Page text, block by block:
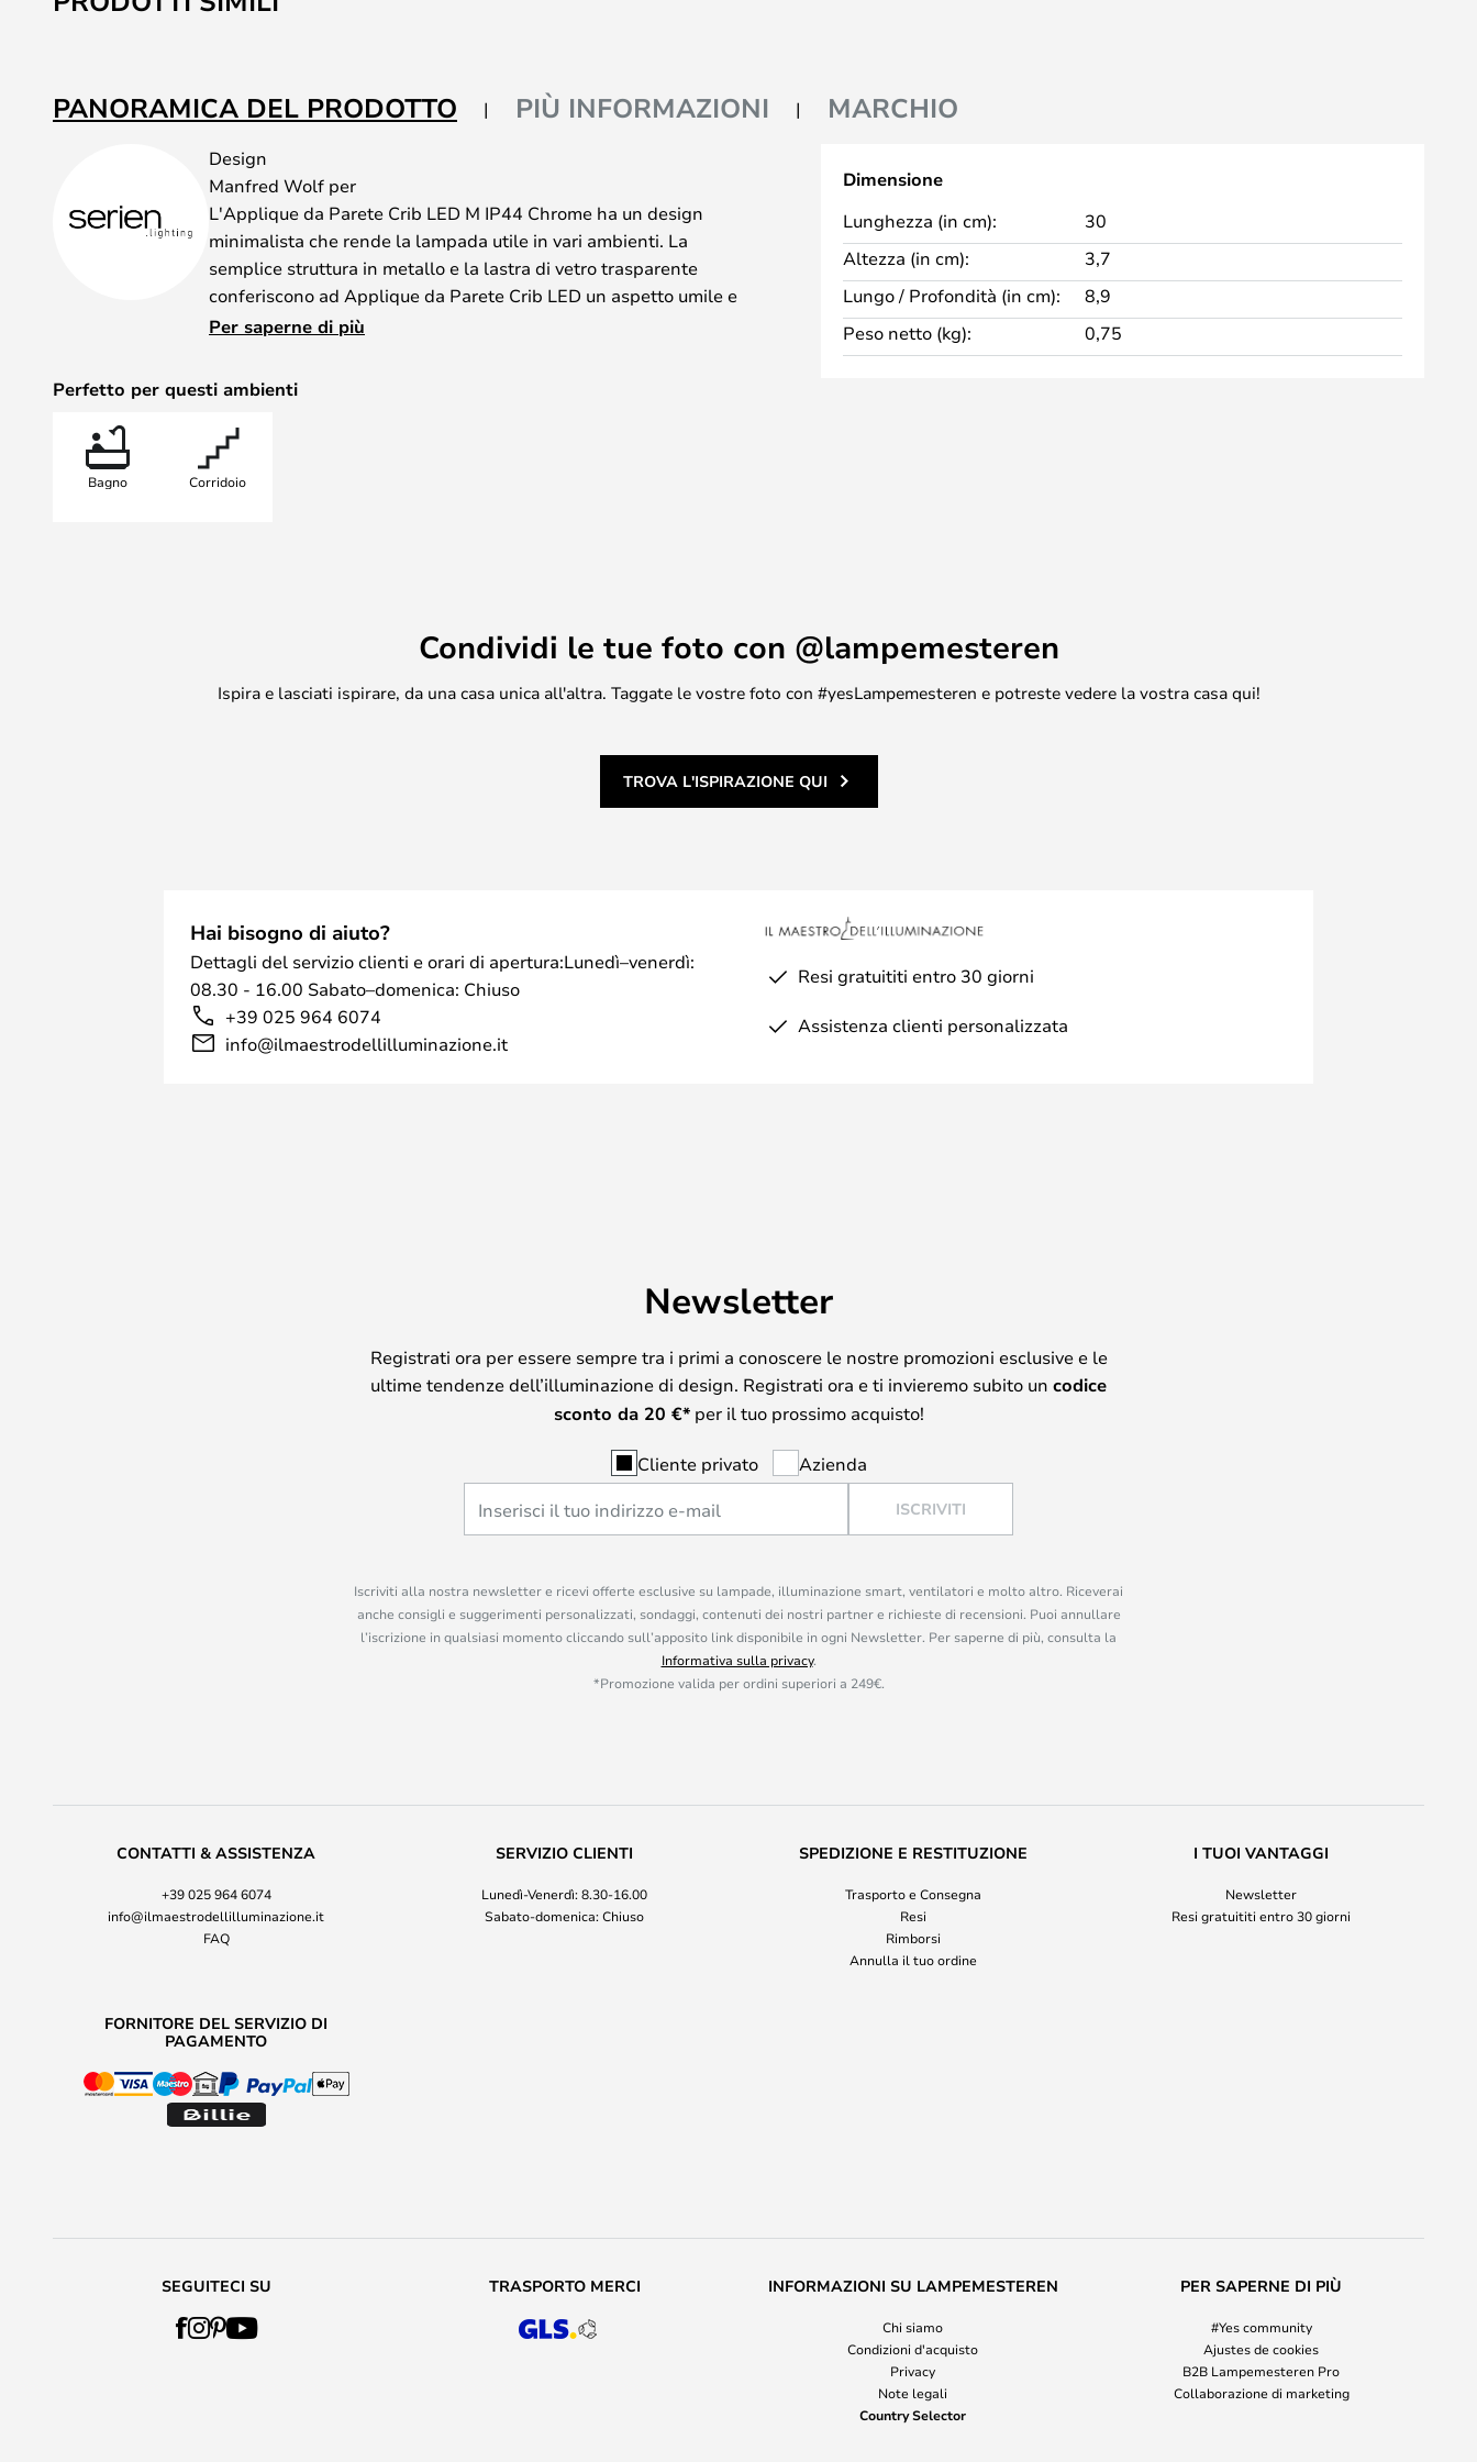
PANORAMICA DEL PRODOTTO PIÙ INFORMAZIONI MARCHIO
Design
Manfred Wolf per
L'Applique da Parete Crib LED M IP44 Chrome ha un design
minimalista che rende la lampada utile in vari ambienti. La
semplice struttura in metallo e la lastra di vetro trasparente
conferiscono ad Applique da Parete Crib LED un aspetto umile e
discreto quando la lampada è spenta. Ma nel momento in cui la si
lucide risplendono. La lastra di vetro è stata trattata per distribuire
estetico quando la Lampada è accesa.
Il grado di protezione IP44 rende la lampada perfetta per l'uso
all'aperto, in modo da garantire che la luce funzioni sempre, anche
Per saperne di più
Perfetto per questi ambienti
Bagno Corridoio
Dimensione
Lunghezza (in cm):
30
Altezza (in cm):
3,7
Lungo / Profondità (in cm):
8,9
Peso netto (kg):
0,75
Condividi le tue foto con @lampemesteren
Ispira e lasciati ispirare, da una casa unica all'altra. Taggate le vostre foto con #yesLampemesteren e potreste vedere la vostra casa qui!
TROVA L'ISPIRAZIONE QUI
Hai bisogno di aiuto?
Dettagli del servizio clienti e orari di apertura:Lunedì–venerdì:
08.30 - 16.00 Sabato–domenica: Chiuso
+39 025 964 6074
info@ilmaestrodellilluminazione.it
Resi gratuititi entro 30 giorni
Assistenza clienti personalizzata
Newsletter
Registrati ora per essere sempre tra i primi a conoscere le nostre promozioni esclusive e le
ultime tendenze dell’illuminazione di design. Registrati ora e ti invieremo subito un codice
sconto da 20 €*per il tuo prossimo acquisto!
Cliente privato Azienda
ISCRIVITI
Iscriviti alla nostra newsletter e ricevi offerte esclusive su lampade, illuminazione smart, ventilatori e molto altro. Riceverai
anche consigli e suggerimenti personalizzati, sondaggi, contenuti dei nostri partner e richieste di recensioni. Puoi annullare
l’iscrizione in qualsiasi momento cliccando sull’apposito link disponibile in ogni Newsletter. Per saperne di più, consulta la
Informativa sulla privacy.
*Promozione valida per ordini superiori a 249€.
CONTATTI & ASSISTENZA
+39 025 964 6074
info@ilmaestrodellilluminazione.it
FAQ
SERVIZIO CLIENTI
Lunedì-Venerdì: 8.30-16.00
Sabato-domenica: Chiuso
SPEDIZIONE E RESTITUZIONE
Trasporto e Consegna
Resi
Rimborsi
Annulla il tuo ordine
I TUOI VANTAGGI
Newsletter
Resi gratuititi entro 30 giorni
FORNITORE DEL SERVIZIO DI
PAGAMENTO
SEGUITECI SU TRASPORTO MERCI INFORMAZIONI SU LAMPEMESTEREN
Chi siamo
Condizioni d'acquisto
Privacy
Note legali
Country Selector
PER SAPERNE DI PIÙ
#Yes community
Ajustes de cookies
B2B Lampemesteren Pro
Collaborazione di marketing